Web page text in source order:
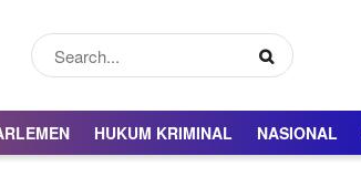
HUKUM KRIMINAL NASIONAL